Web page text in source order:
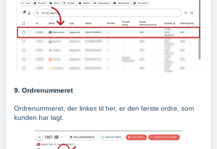
9. Ordrenummeret
Ordrenummeret, der linkes til her, er den første ordre, som
kunden har lagt.